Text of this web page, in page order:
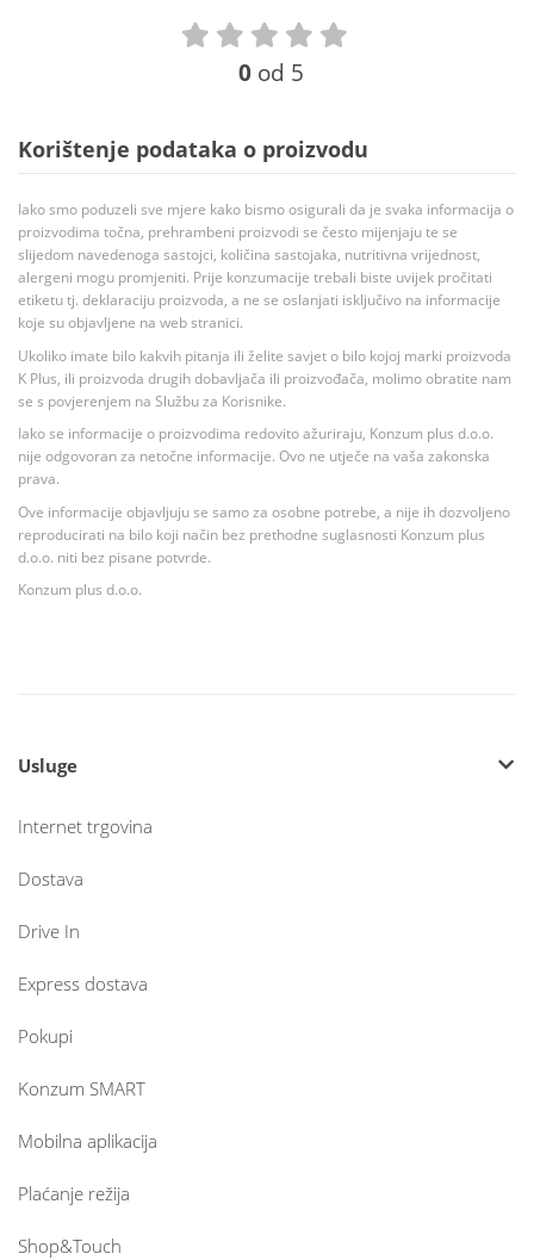
0 od 5
Korištenje podataka o proizvodu
Iako smo poduzeli sve mjere kako bismo osigurali da je svaka informacija o
proizvodima točna, prehrambeni proizvodi se često mijenjaju te se
slijedom navedenoga sastojci, količina sastojaka, nutritivna vrijednost,
alergeni mogu promjeniti. Prije konzumacije trebali biste uvijek pročitati
etiketu tj. deklaraciju proizvoda, a ne se oslanjati isključivo na informacije
koje su objavljene na web stranici.
Ukoliko imate bilo kakvih pitanja ili želite savjet o bilo kojoj marki proizvoda
K Plus, ili proizvoda drugih dobavljača ili proizvođača, molimo obratite nam
se s povjerenjem na Službu za Korisnike.
Iako se informacije o proizvodima redovito ažuriraju, Konzum plus d.o.o.
nije odgovoran za netočne informacije. Ovo ne utječe na vaša zakonska
prava.
Ove informacije objavljuju se samo za osobne potrebe, a nije ih dozvoljeno
reproducirati na bilo koji način bez prethodne suglasnosti Konzum plus
d.o.o. niti bez pisane potvrde.
Konzum plus d.o.o.
Usluge
Internet trgovina
Dostava
Drive In
Express dostava
Pokupi
Konzum SMART
Mobilna aplikacija
Plaćanje režija
Shop&Touch